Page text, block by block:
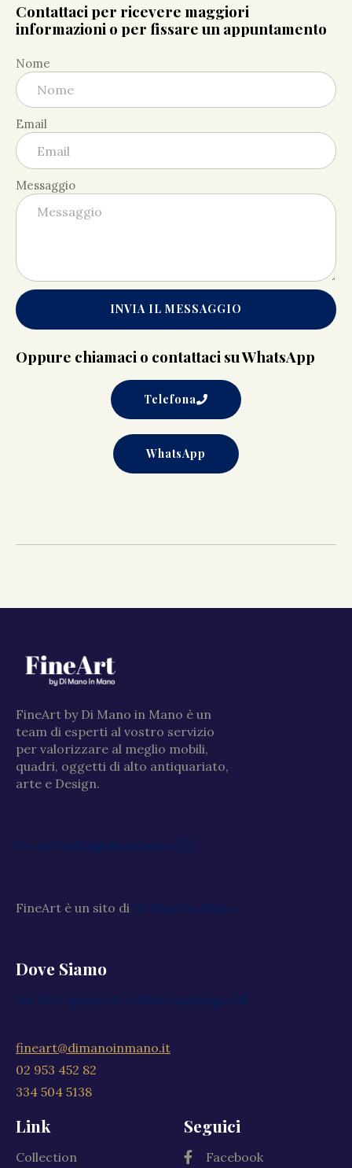
Contattaci per ricevere maggiori
informazioni o per fissare un appuntamento
Nome
Email
Messaggio
INVIA IL MESSAGGIO
Oppure chiamaci o contattaci su WhatsApp
Telefona
WhatsApp
FineArt by Di Mano in Mano è un
team di esperti al vostro servizio
per valorizzare al meglio mobili,
quadri, oggetti di alto antiquariato,
arte e Design.
Go to the English website 🇬🇧
FineArt è un sito di Di Mano in Mano
Dove Siamo
Via XXV Aprile, 59, 20040 Cambiago MI
fineart@dimanoinmano.it
02 953 452 82
334 504 5138
Link
Collection
Seguici
Facebook